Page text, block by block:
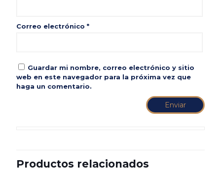
Correo electrónico *
Guardar mi nombre, correo electrónico y sitio
web en este navegador para la próxima vez que
haga un comentario.
Productos relacionados